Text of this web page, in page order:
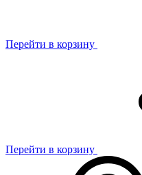
Перейти в корзину
Перейти в корзину